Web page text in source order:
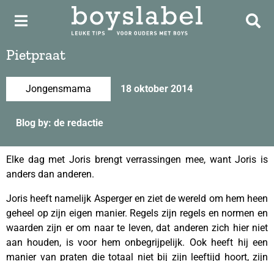
Pietpraat
Jongensmama 18 oktober 2014
Blog by: de redactie
Elke dag met Joris brengt verrassingen mee, want Joris is
anders dan anderen.
Joris heeft namelijk Asperger en ziet de wereld om hem heen
geheel op zijn eigen manier. Regels zijn regels en normen en
waarden zijn er om naar te leven, dat anderen zich hier niet
aan houden, is voor hem onbegrijpelijk. Ook heeft hij een
manier van praten die totaal niet bij zijn leeftijd hoort, zijn